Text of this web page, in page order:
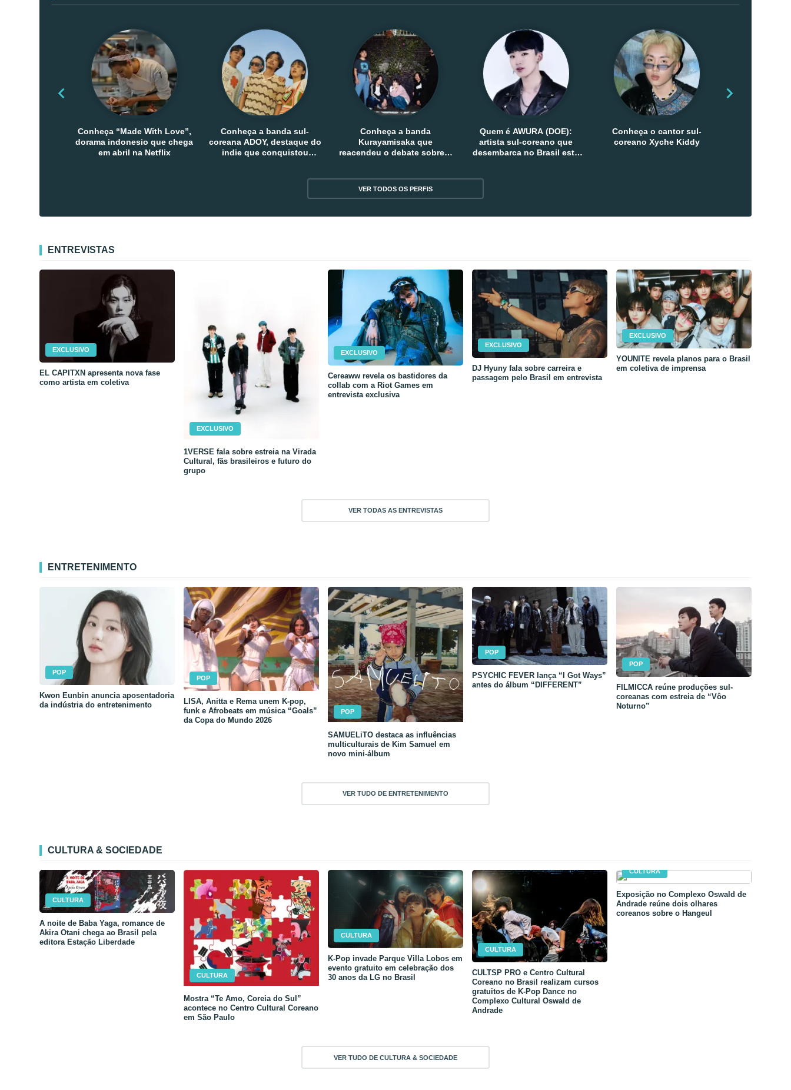
Conheça “Made With Love”,
dorama indonesio que chega
em abril na Netflix
Conheça a banda sul-
coreana ADOY, destaque do
indie que conquistou
Conheça a banda
Kurayamisaka que
reacendeu o debate sobre o
Quem é AWURA (DOE):
artista sul-coreano que
desembarca no Brasil esta
Conheça o cantor sul-
coreano Xyche Kiddy
VER TODOS OS PERFIS
ENTREVISTAS
EXCLUSIVO
EL CAPITXN apresenta nova fase
como artista em coletiva
EXCLUSIVO
1VERSE fala sobre estreia na Virada
Cultural, fãs brasileiros e futuro do
grupo
EXCLUSIVO
Cereaww revela os bastidores da
collab com a Riot Games em
entrevista exclusiva
EXCLUSIVO
DJ Hyuny fala sobre carreira e
passagem pelo Brasil em entrevista
EXCLUSIVO
YOUNITE revela planos para o Brasil
em coletiva de imprensa
VER TODAS AS ENTREVISTAS
ENTRETENIMENTO
POP
Kwon Eunbin anuncia aposentadoria
da indústria do entretenimento
POP
LISA, Anitta e Rema unem K-pop,
funk e Afrobeats em música “Goals”
da Copa do Mundo 2026
POP
SAMUELiTO destaca as influências
multiculturais de Kim Samuel em
novo mini-álbum
POP
PSYCHIC FEVER lança “I Got Ways”
antes do álbum “DIFFERENT”
POP
FILMICCA reúne produções sul-
coreanas com estreia de “Vôo
Noturno”
VER TUDO DE ENTRETENIMENTO
CULTURA & SOCIEDADE
CULTURA
A noite de Baba Yaga, romance de
Akira Otani chega ao Brasil pela
editora Estação Liberdade
CULTURA
Mostra “Te Amo, Coreia do Sul”
acontece no Centro Cultural Coreano
em São Paulo
CULTURA
K-Pop invade Parque Villa Lobos em
evento gratuito em celebração dos
30 anos da LG no Brasil
CULTURA
CULTSP PRO e Centro Cultural
Coreano no Brasil realizam cursos
gratuitos de K-Pop Dance no
Complexo Cultural Oswald de
Andrade
CULTURA
Exposição no Complexo Oswald de
Andrade reúne dois olhares
coreanos sobre o Hangeul
VER TUDO DE CULTURA & SOCIEDADE